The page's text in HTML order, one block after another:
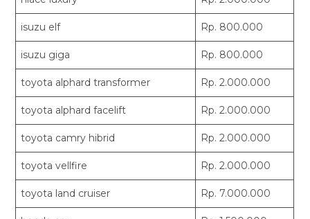
isuzu elf Rp. 800.000
isuzu giga Rp. 800.000
toyota alphard transformer Rp. 2.000.000
toyota alphard facelift Rp. 2.000.000
toyota camry hibrid Rp. 2.000.000
toyota vellfire Rp. 2.000.000
toyota land cruiser Rp. 7.000.000